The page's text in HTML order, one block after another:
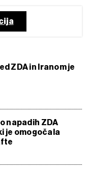
ZDA in Iranom je
napadih ZDA
je omogočala